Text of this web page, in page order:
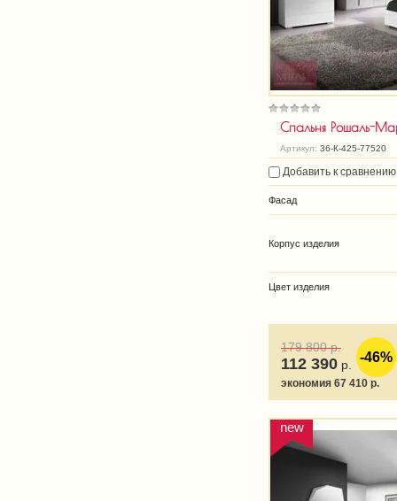
Спальня Рошаль-
Артикул: 36-К-425-77520
Добавить к сравнению
Фасад
Корпус изделия
Цвет изделия
-46%
179 800р.
112 390 р.
экономия 67 410 р.
new